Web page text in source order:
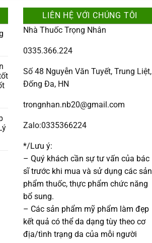
LIÊN HỆ VỚI CHÚNG TÔI
Nhà Thuốc Trọng Nhân
0335.366.224
Số 48 Nguyễn Văn Tuyết, Trung Liệt,
Đống Đa, HN
trongnhan.nb20@gmail.com
Zalo:0335366224
*/Lưu ý:
– Quý khách cần sự tư vấn của bác
sĩ trước khi mua và sử dụng các sản
phẩm thuốc, thực phẩm chức năng
bổ sung.
– Các sản phẩm mỹ phẩm làm đẹp
kết quả có thể da dạng tùy theo cơ
địa/tình trạng da của mỗi người